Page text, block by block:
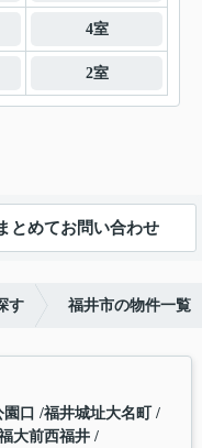
4室
2室
とめてお問い合わせ
す 福井市の物件一覧
口
福井城址大名町
大前西福井